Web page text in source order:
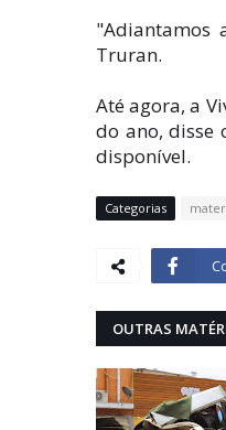
"Adiantamos
Truran.
Até agora, a
do ano, disse
disponível.
Categorias
OUTRAS